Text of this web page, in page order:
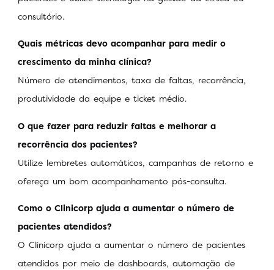
consultório.
Quais métricas devo acompanhar para medir o
crescimento da minha clínica?
Número de atendimentos, taxa de faltas, recorrência,
produtividade da equipe e ticket médio.
O que fazer para reduzir faltas e melhorar a
recorrência dos pacientes?
Utilize lembretes automáticos, campanhas de retorno e
ofereça um bom acompanhamento pós-consulta.
Como o Clinicorp ajuda a aumentar o número de
pacientes atendidos?
O Clinicorp ajuda a aumentar o número de pacientes
atendidos por meio de dashboards, automação de